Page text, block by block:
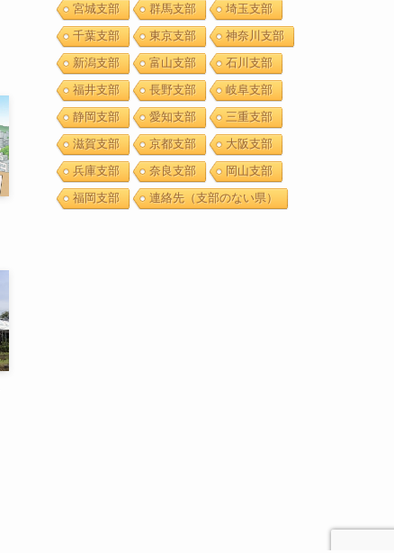
宮城支部
群馬支部
埼玉支部
千葉支部
東京支部
神奈川支部
新潟支部
富山支部
石川支部
福井支部
長野支部
岐阜支部
静岡支部
愛知支部
三重支部
滋賀支部
京都支部
大阪支部
兵庫支部
奈良支部
岡山支部
福岡支部
連絡先（支部のない県）